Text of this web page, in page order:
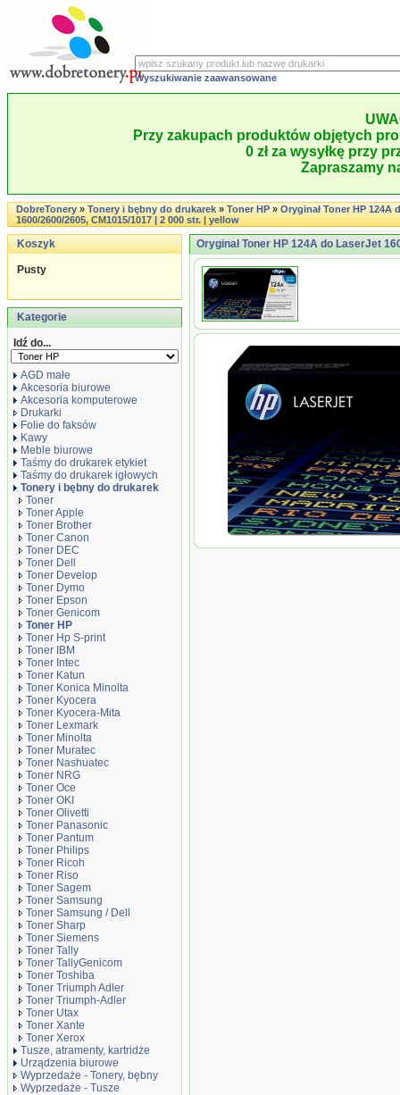
Wyszukiwanie zaawansowane
Przy zakupach produktów objętych
0 zł za wysyłkę przy
Zapraszamy
DobreTonery»Tonery i bębny do drukarek»Toner HP»Oryginał Toner HP 124A
1600/2600/2605, CM1015/1017 | 2 000 str. | yellow
Koszyk
Pusty
Kategorie
Idź do...
AGD małe
Akcesoria biurowe
Akcesoria komputerowe
Drukarki
Folie do faksów
Kawy
Meble biurowe
Taśmy do drukarek etykiet
Taśmy do drukarek igłowych
Tonery i bębny do drukarek
Toner
Toner Apple
Toner Brother
Toner Canon
Toner DEC
Toner Dell
Toner Develop
Toner Dymo
Toner Epson
Toner Genicom
Toner HP
Toner Hp S-print
Toner IBM
Toner Intec
Toner Katun
Toner Konica Minolta
Toner Kyocera
Toner Kyocera-Mita
Toner Lexmark
Toner Minolta
Toner Muratec
Toner Nashuatec
Toner NRG
Toner Oce
Toner OKI
Toner Olivetti
Toner Panasonic
Toner Pantum
Toner Philips
Toner Ricoh
Toner Riso
Toner Sagem
Toner Samsung
Toner Samsung / Dell
Toner Sharp
Toner Siemens
Toner Tally
Toner TallyGenicom
Toner Toshiba
Toner Triumph Adler
Toner Triumph-Adler
Toner Utax
Toner Xante
Toner Xerox
Tusze, atramenty, kartridże
Urządzenia biurowe
Wyprzedaże - Tonery, bębny
Wyprzedaże - Tusze
Oryginał Toner HP 124A do LaserJet
Oryginał Toner HP 124A do